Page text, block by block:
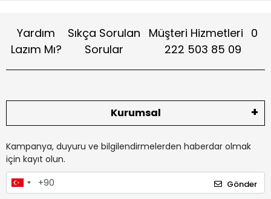
Yardım
Lazım Mı?
Sıkça Sorulan
Sorular
Müşteri Hizmetleri 0
222 503 85 09
Kurumsal
Kampanya, duyuru ve bilgilendirmelerden haberdar olmak
için kayıt olun.
Gönder